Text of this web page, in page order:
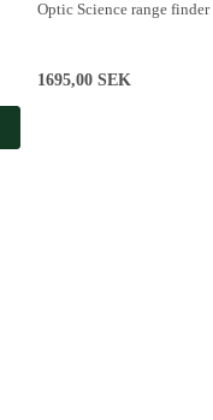
Optic Science range finder
1695,00 SEK